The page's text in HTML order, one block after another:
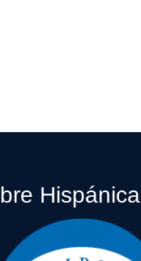
Hispánica